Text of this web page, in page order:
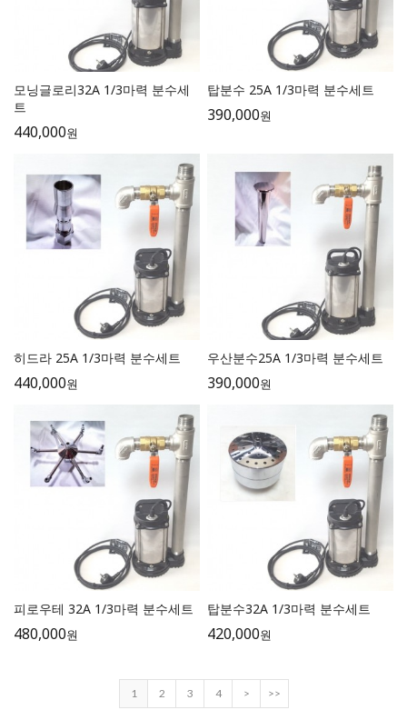
모닝글로리32A 1/3마력 분수세
트
440,000원
탑분수 25A 1/3마력 분수세트
390,000원
히드라 25A 1/3마력 분수세트
440,000원
우산분수25A 1/3마력 분수세트
390,000원
피로우테 32A 1/3마력 분수세트
480,000원
탑분수32A 1/3마력 분수세트
420,000원
1 2 3 4 > >>